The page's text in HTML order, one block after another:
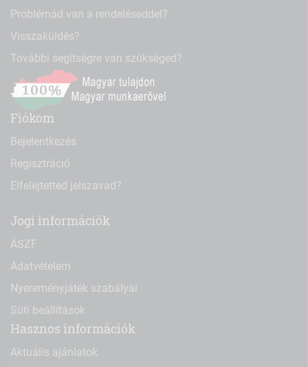
Problémád van a rendeléseddel?
Visszaküldés?
További segítségre van szükséged?
Fiókom
Bejelentkezés
Regisztráció
Elfelejtetted jelszavad?
Jogi információk
ÁSZF
Adatvételem
Nyereményjáték szabályai
Süti beállítások
Hasznos információk
Aktuális ajánlatok